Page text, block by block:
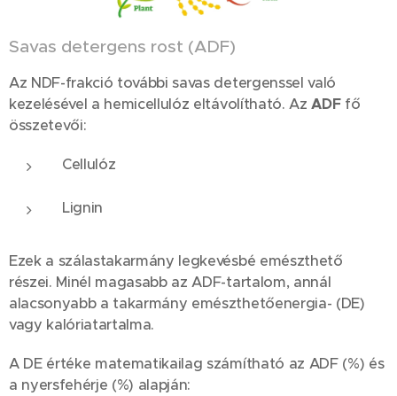
Savas detergens rost (ADF)
Az NDF-frakció további savas detergenssel való
kezelésével a hemicellulóz eltávolítható. AzADFfő
összetevői:
Cellulóz
Lignin
Ezek a szálastakarmány legkevésbé emészthető
részei. Minél magasabb az ADF-tartalom, annál
alacsonyabb a takarmány emészthetőenergia- (DE)
vagy kalóriatartalma.
A DE értéke matematikailag számítható az ADF (%) és
a nyersfehérje (%) alapján: